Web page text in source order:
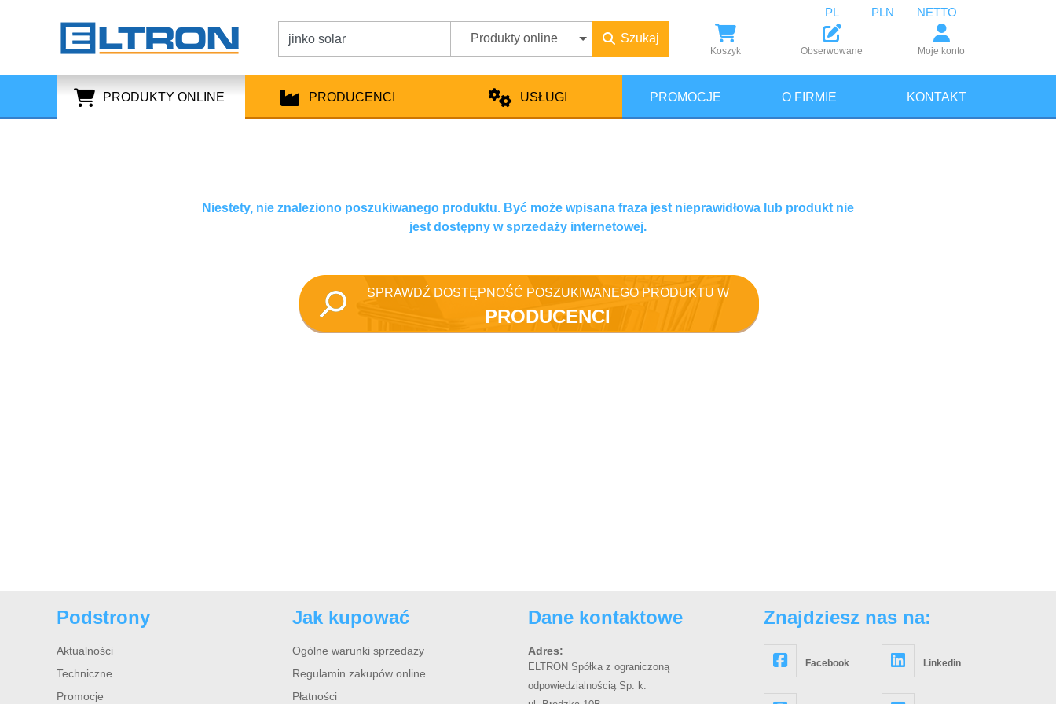
Produkty online Szukaj
Koszyk Obserwowane Moje konto
PL PLN NETTO
PRODUKTY ONLINE PRODUCENCI USŁUGI PROMOCJE O FIRMIE KONTAKT
Niestety, nie znaleziono poszukiwanego produktu. Być może wpisana fraza jest nieprawidłowa lub produkt nie
jest dostępny w sprzedaży internetowej.
SPRAWDŹ DOSTĘPNOŚĆ POSZUKIWANEGO PRODUKTU W
PRODUCENCI
Podstrony
Aktualności
Techniczne
Promocje
Jak kupować
Ogólne warunki sprzedaży
Regulamin zakupów online
Płatności
Dane kontaktowe
Adres:
ELTRON Spółka z ograniczoną
odpowiedzialnością Sp. k.
Znajdziesz nas na:
Facebook Linkedin